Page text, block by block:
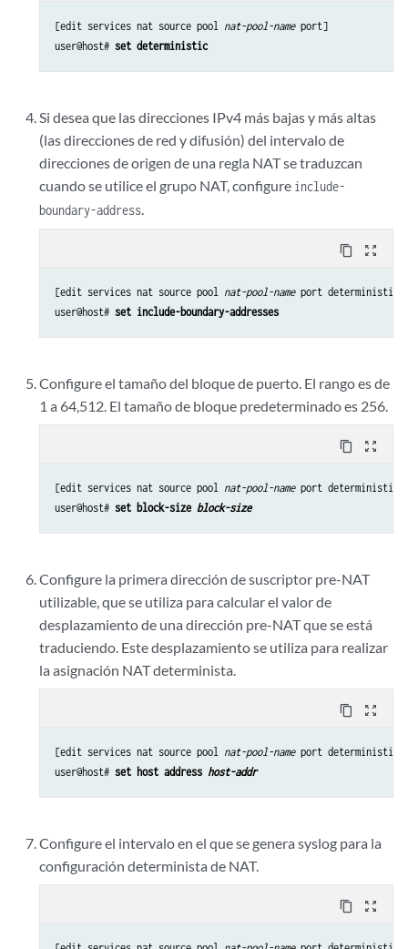
[edit services nat source pool nat-pool-name port]
user@host# set deterministic
Si desea que las direcciones IPv4 más bajas y más altas
(las direcciones de red y difusión) del intervalo de
direcciones de origen de una regla NAT se traduzcan
cuando se utilice el grupo NAT, configure include-
boundary-address
content_copy zoom_out_map
[edit services nat source pool nat-pool-name port deterministic]
user@host# set include-boundary-addresses
Configure el tamaño del bloque de puerto. El rango es de
1 a 64,512. El tamaño de bloque predeterminado es 256.
content_copy zoom_out_map
[edit services nat source pool nat-pool-name port deterministic]
user@host# set block-size block-size
Configure la primera dirección de suscriptor pre-NAT
utilizable, que se utiliza para calcular el valor de
desplazamiento de una dirección pre-NAT que se está
traduciendo. Este desplazamiento se utiliza para realizar
la asignación NAT determinista.
content_copy zoom_out_map
[edit services nat source pool nat-pool-name port deterministic]
user@host# set host address host-addr
Configure el intervalo en el que se genera syslog para la
configuración determinista de NAT.
content_copy zoom_out_map